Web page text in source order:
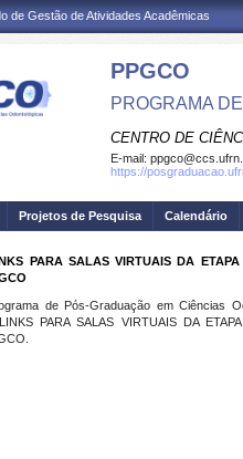
de Gestão de Atividades Acadêmicas
PPGCO
PROGRAMA
CENTRO DE
E-mail:
https://
Projetos de Pesquisa Calendário
PARA SALAS VIRTUAIS DA
de Pós-Graduação em Ciências
PARA SALAS VIRTUAIS DA